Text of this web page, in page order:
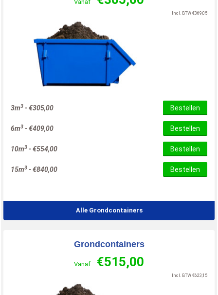
Vanaf
Incl. BTW €369,05
3m3 -€305,00 Bestellen
6m3 -€409,00 Bestellen
10m3 -€554,00 Bestellen
15m3 -€840,00 Bestellen
Alle Grondcontainers
Grondcontainers
Vanaf €515,00
Incl. BTW €623,15